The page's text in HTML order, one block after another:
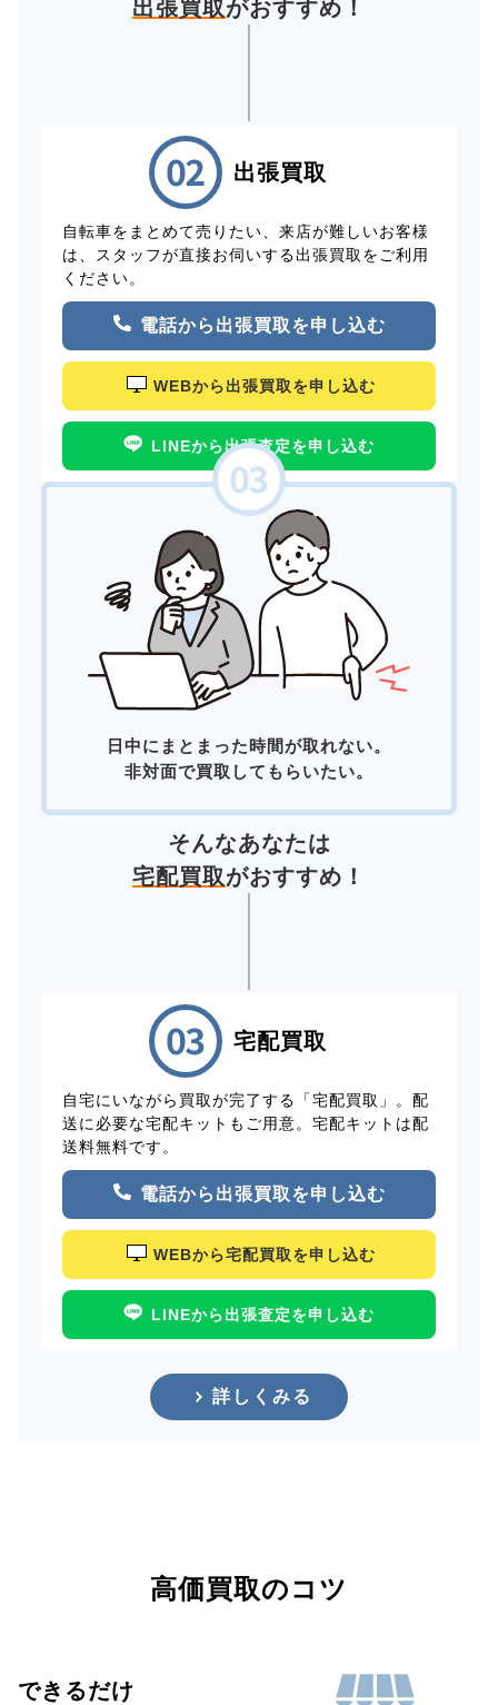
出張買取がおすすめ！
出張買取
自転車をまとめて売りたい、来店が難しいお客様
は、スタッフが直接お伺いする出張買取をご利用
ください。
電話から出張買取を申し込む
WEBから出張買取を申し込む
LINEから出張査定を申し込む
日中にまとまった時間が取れない。
非対面で買取してもらいたい。
そんなあなたは
宅配買取がおすすめ！
宅配買取
自宅にいながら買取が完了する「宅配買取」。配
送に必要な宅配キットもご用意。宅配キットは配
送料無料です。
電話から出張買取を申し込む
WEBから宅配買取を申し込む
LINEから出張査定を申し込む
詳しくみる
高価買取のコツ
できるだけ